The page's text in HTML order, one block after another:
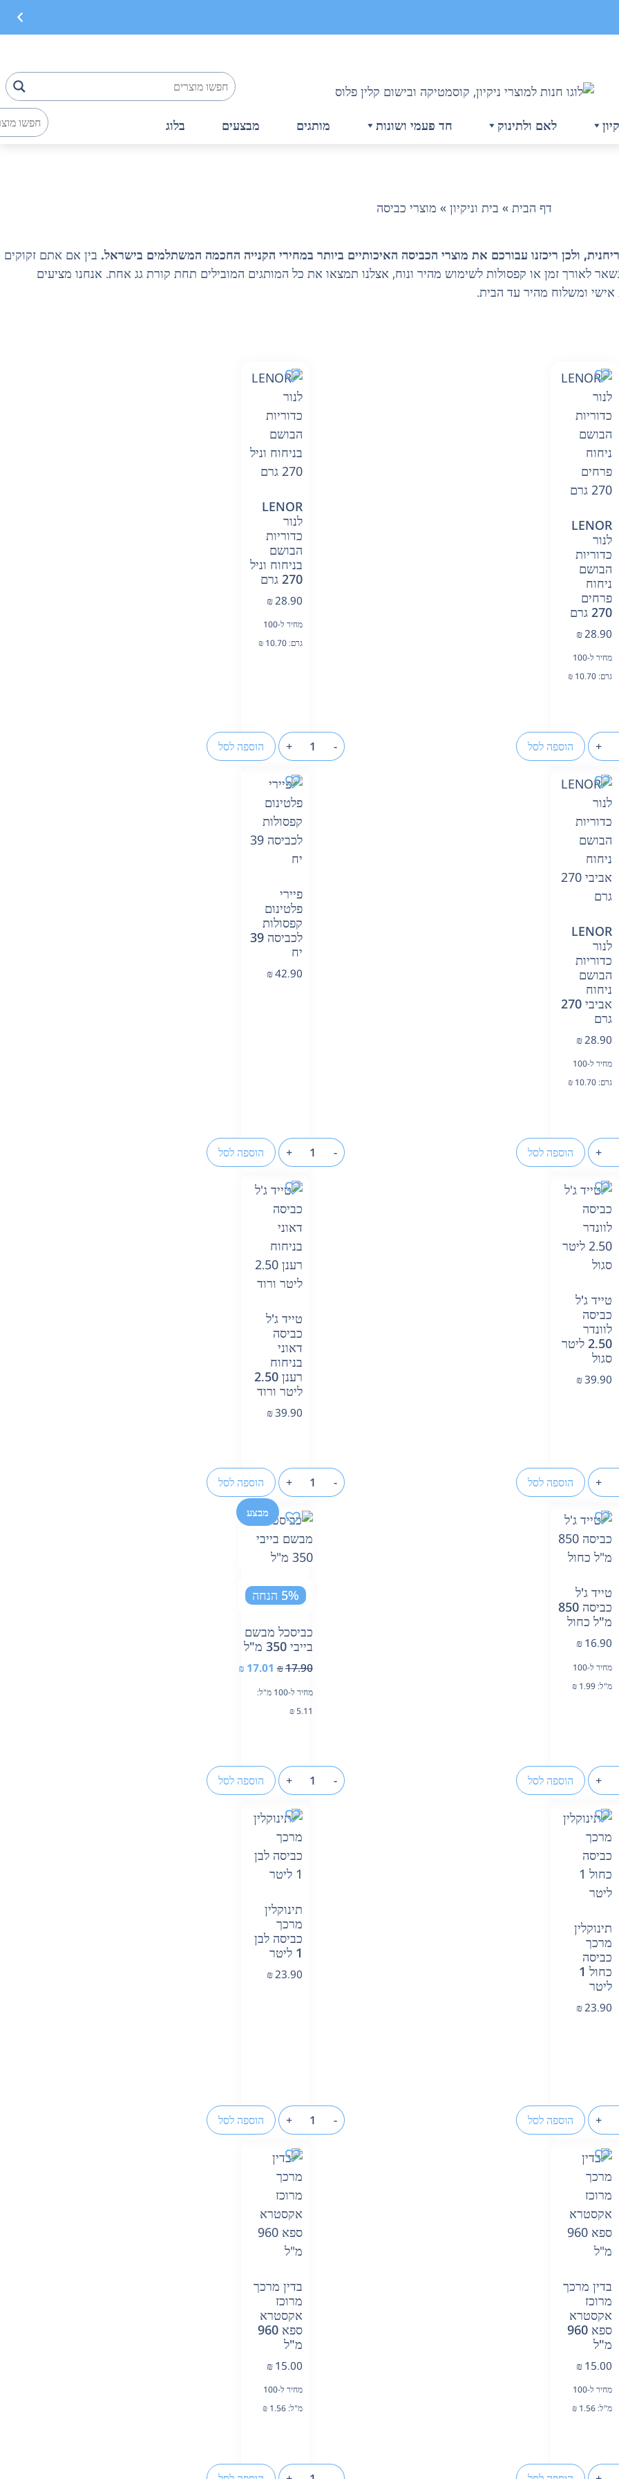
לאם ולתינוק חד פעמי ושונות מותגים מבצעים בלוג
דף הבית » בית וניקיון » מוצרי כביסה
ולכן ריכזנו עבורכם את מוצרי הכביסה האיכותיים ביותר במחירי הקנייה החכמה המשתלמים בישראל. בין אם אתם זקוקים
לאורך זמן או קפסולות לשימוש מהיר ונוח, אצלנו תמצאו את כל המותגים המובילים תחת קורת גג אחת. אנחנו מציעים
ומשלוח מהיר עד הבית.
LENOR
לנור
כדוריות
הבושם
ניחוח
פרחים
270 גרם
₪28.90
מחיר ל-100
גרם:
₪ 10.70
+ הוספה לסל
LENOR
לנור
כדוריות
הבושם
בניחוח וניל
270 גרם
₪28.90
מחיר ל-100
גרם:
₪ 10.70
-
+ הוספה לסל
LENOR
לנור
כדוריות
הבושם
ניחוח
אביבי 270
גרם
₪28.90
מחיר ל-100
גרם:
₪ 10.70
+ הוספה לסל
פיירי
פלטינום
קפסולות
לכביסה 39
יח
₪42.90
-
+ הוספה לסל
טייד ג'ל
כביסה
לוונדר
2.50 ליטר
סגול
₪39.90
+ הוספה לסל
טייד ג'ל
כביסה
דאוני
בניחוח
רענן 2.50
ליטר ורוד
₪39.90
-
+ הוספה לסל
טייד ג'ל
כביסה 850
מ"ל כחול
₪16.90
מחיר ל-100
מ"ל:
₪ 1.99
+ הוספה לסל
מבצע
5% הנחה
כביסכל מבשם
בייבי 350 מ"ל
₪17.90
₪ 17.01
מחיר ל-100 מ"ל:
₪5.11
-
+ הוספה לסל
תינוקלין
מרכך
כביסה
כחול 1
ליטר
₪23.90
+ הוספה לסל
תינוקלין
מרכך
כביסה לבן
1 ליטר
₪23.90
-
+ הוספה לסל
בדין מרכך
מרוכז
אקסטרא
ספא 960
מ"ל
₪15.00
מחיר ל-100
מ"ל:
₪ 1.56
בדין מרכך
מרוכז
אקסטרא
ספא 960
מ"ל
₪15.00
מחיר ל-100
מ"ל:
₪ 1.56